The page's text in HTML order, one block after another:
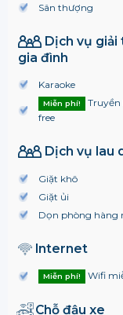
Sân thượng
Dịch vụ giải
gia đình
Karaoke
Miễn phí!
Truyền
free
Dịch vụ lau
Giặt khô
Giặt ủi
Dọn phòng hàng
Internet
Miễn phí! Wifi
Chỗ đậu xe